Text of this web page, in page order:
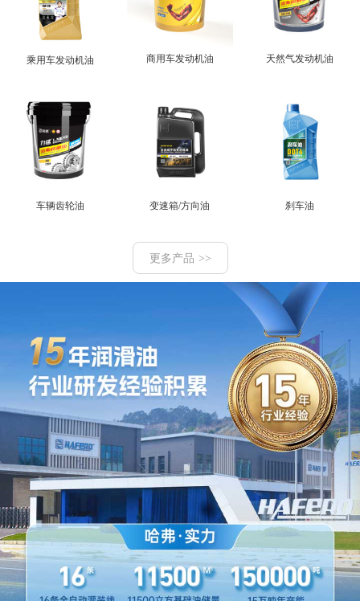
乘用车发动机油 商用车发动机油 天然气发动机油
车辆齿轮油 变速箱/方向油 刹车油
更多产品 >>